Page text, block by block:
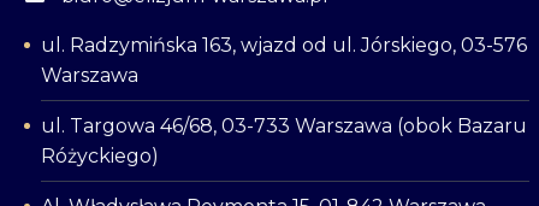
ul. Radzymińska 163, wjazd od ul. Jórskiego, 03-576
Warszawa
ul. Targowa 46/68, 03-733 Warszawa (obok Bazaru
Różyckiego)